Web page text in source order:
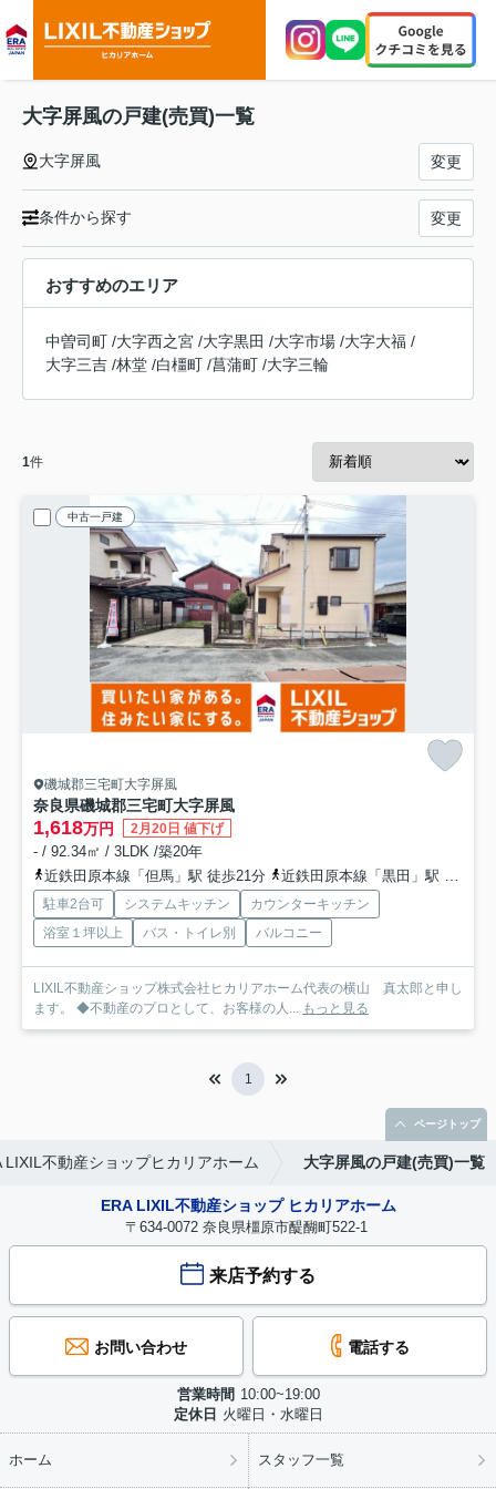
大字屏風の戸建(売買)一覧
大字屏風 変更
条件から探す 変更
おすすめのエリア
中曽司町 /大字西之宮 /大字黒田 /大字市場 /大字大福 /
大字三吉 /林堂 /白橿町 /菖蒲町 /大字三輪
1件
中古一戸建
磯城郡三宅町大字屏風
奈良県磯城郡三宅町大字屏風
1,618万円 2月20日 値下げ
- / 92.34㎡ / 3LDK /築20年
近鉄田原本線「但馬」駅 徒歩21分
近鉄田原本線「黒田」駅 徒歩17分
駐車2台可 システムキッチン
カウンターキッチン
浴室１坪以上
バス・トイレ別 バルコニー
LIXIL不動産ショップ株式会社ヒカリアホーム代表の横山 真太郎と申し
ます。 ◆不動産のプロとして、お客様の人...
もっと見る
1
不動産ショップヒカリアホーム 大字屏風の戸建(売買)一覧
ERA LIXIL不動産ショップ ヒカリアホーム
〒634-0072 奈良県橿原市醍醐町522-1
来店予約する
お問い合わせ 電話する
営業時間 10:00~19:00
定休日 火曜日・水曜日
ホーム スタッフ一覧
ページトップ